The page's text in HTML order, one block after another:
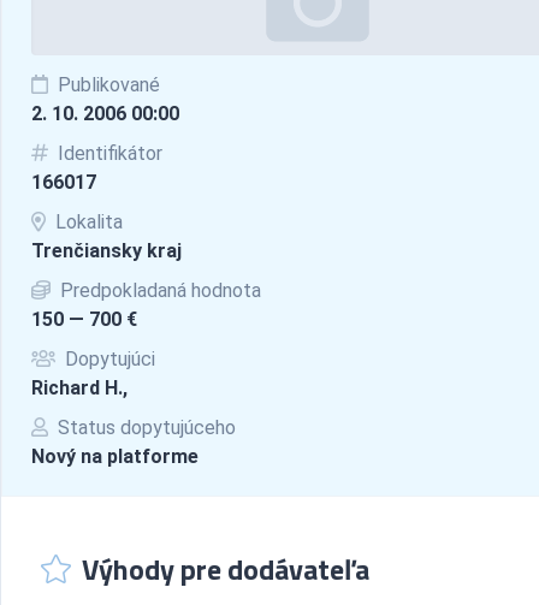
Publikované
2. 10. 2006 00:00
Identifikátor
166017
Lokalita
Trenčiansky kraj
Predpokladaná hodnota
150 — 700 €
Dopytujúci
Richard H.,
Status dopytujúceho
Nový na platforme
Výhody pre dodávateľa